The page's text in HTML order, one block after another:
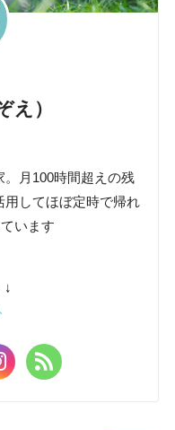
え）
。月100時間超えの残
してほぼ定時で帰れ
います
↓